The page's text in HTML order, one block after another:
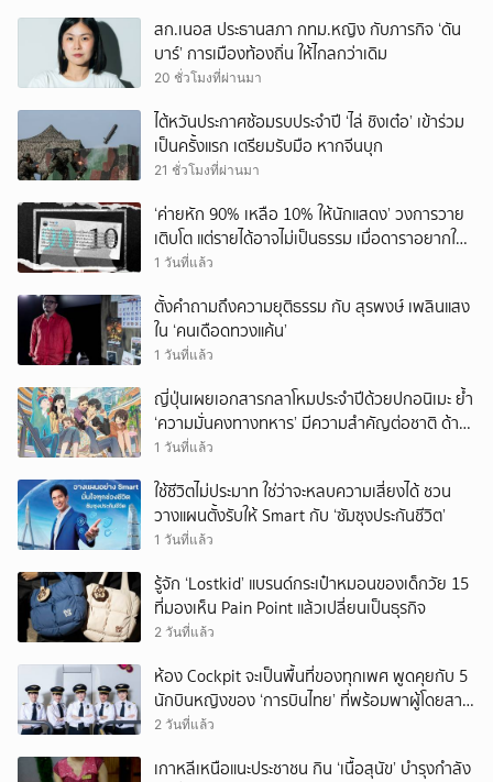
สก.เนอส ประธานสภา กทม.หญิง กับภารกิจ ‘ดัน
บาร์’ การเมืองท้องถิ่น ให้ไกลกว่าเดิม
20 ชั่วโมงที่ผ่านมา
ไต้หวันประกาศซ้อมรบประจำปี ‘ไล่ ชิงเต๋อ’ เข้าร่วม
เป็นครั้งแรก เตรียมรับมือ หากจีนบุก
21 ชั่วโมงที่ผ่านมา
‘ค่ายหัก 90% เหลือ 10% ให้นักแสดง’ วงการวาย
เติบโต แต่รายได้อาจไม่เป็นธรรม เมื่อดาราอยากให้มี
‘สัญญามาตรฐาน’
1 วันที่แล้ว
ตั้งคำถามถึงความยุติธรรม กับ สุรพงษ์ เพลินแสง
ใน ‘คนเดือดทวงแค้น’
1 วันที่แล้ว
ญี่ปุ่นเผยเอกสารกลาโหมประจำปีด้วยปกอนิเมะ ย้ำ
‘ความมั่นคงทางทหาร’ มีความสำคัญต่อชาติ ด้าน
จีนเตือน ขออย่าซ้ำรอยประวัติศาสตร์
1 วันที่แล้ว
ใช้ชีวิตไม่ประมาท ใช่ว่าจะหลบความเสี่ยงได้ ชวน
วางแผนตั้งรับให้ Smart กับ ‘ซัมซุงประกันชีวิต’
1 วันที่แล้ว
รู้จัก ‘Lostkid’ แบรนด์กระเป๋าหมอนของเด็กวัย 15
ที่มองเห็น Pain Point แล้วเปลี่ยนเป็นธุรกิจ
2 วันที่แล้ว
ห้อง Cockpit จะเป็นพื้นที่ของทุกเพศ พูดคุยกับ 5
นักบินหญิงของ ‘การบินไทย’ ที่พร้อมพาผู้โดยสาร
บินไปทั่วโลก
2 วันที่แล้ว
เกาหลีเหนือแนะประชาชน กิน ‘เนื้อสุนัข’ บำรุงกำลัง